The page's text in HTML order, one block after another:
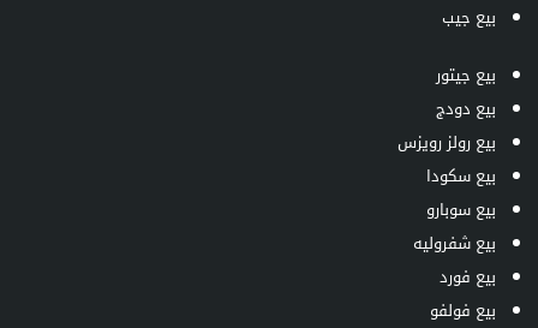
بيع جيب
بيع جيتور
بيع دودج
بيع رولز رويزس
بيع سكودا
بيع سوبارو
بيع شفروليه
بيع فورد
بيع فولفو